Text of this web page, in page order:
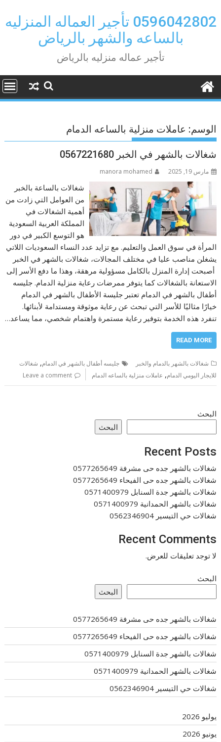
to
content
0596042802 تأجير العماله المنزليه
بالساعه والشهر بالرياض
تأجير عماله منزليه بالرياض
الوسم: عاملات منزلية بالساعه الدمام
شغالات بالشهر في الخبر 0567221680
مارس 19, 2025 manora mohamed
شغالات بالساعة بالخبر
من العوامل التي زادت من
أهمية الشغالات في
المملكة العربية السعودية
هو التوسع الكبير في دور
المرأة في سوق العمل والتعليم. مع تزايد عدد النساء السعوديات اللاتي
يشغلن مناصب عليا في مختلف المجالات، شغالات بالشهر في الخبر
أصبحت إدارة المنزل بالكامل مسؤولية مرهقة، وهذا ما دفع الأسر إلى
الاستعانة بالشغالات كما يتوفر ممرضات رعاية منزلية الدمام. جليسه
أطفال بالشهر في الدمام تعتبر جليسة الأطفال بالشهر في الدمام
خيارًا مثاليًا للأسر التي تبحث عن رعاية موثوقة ومستدامة لأبنائها.
تنفرد هذه الخدمة بتوفير رعاية مستمرة واهتمام شخصي، مما يساعد…
READ MORE
شغالات بالشهر بالدمام والخبر جليسه أطفال بالشهر في الدمام, شغالات
للايجار اليومي الدمام, عاملات منزلية بالساعه الدمام Leave a comment
البحث
البحث
Recent Posts
شغالات بالشهر جده حى مشرفة 0577265649
شغالات بالشهر جده حى الفيحاء 0577265649
شغالات بالشهر جدة السنابل 0571400979
شغالات بالشهر الحمدانية 0571400979
شغالات حي التيسير 0562346904
Recent Comments
لا توجد تعليقات للعرض.
البحث
البحث
شغالات بالشهر جده حى مشرفة 0577265649
شغالات بالشهر جده حى الفيحاء 0577265649
شغالات بالشهر جدة السنابل 0571400979
شغالات بالشهر الحمدانية 0571400979
شغالات حي التيسير 0562346904
يوليو 2026
يونيو 2026